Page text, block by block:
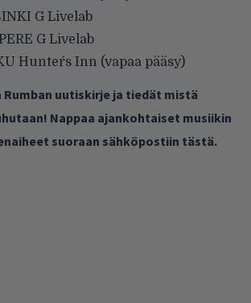
G Livelab
G Livelab
Hunter´s Inn (vapaa pääsy)
Rumban uutiskirje ja tiedät mistä
Nappaa ajankohtaiset musiikin
suoraan sähköpostiin tästä.